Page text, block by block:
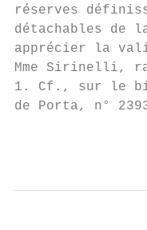
réserves
détachables
apprécier la
Mme Sirinelli,
1. Cf., sur le
de Porta, n°